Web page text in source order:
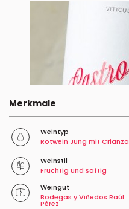
Merkmale
Weintyp
Rotwein Jung mit Crianza
Weinstil
Fruchtig und saftig
Weingut
Bodegas y Viñedos Raúl
Pérez